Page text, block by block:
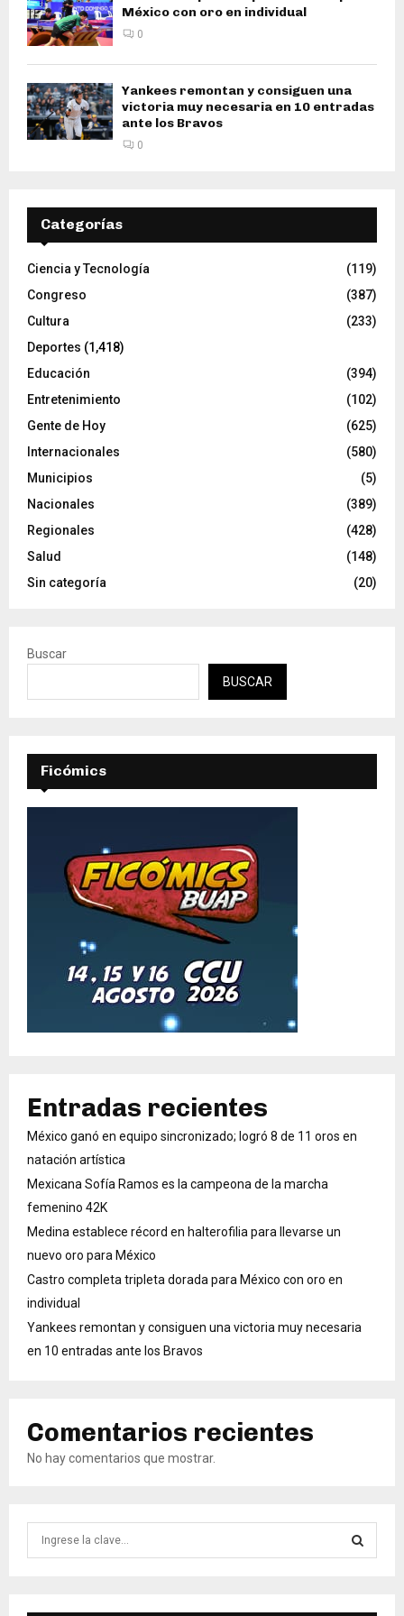
México con oro en individual
0
Yankees remontan y consiguen una
victoria muy necesaria en 10 entradas
ante los Bravos
0
Categorías
Ciencia y Tecnología
(119)
Congreso
(387)
Cultura
(233)
Deportes (1,418)
Educación
(394)
Entretenimiento
(102)
Gente de Hoy
(625)
Internacionales
(580)
Municipios
(5)
Nacionales
(389)
Regionales
(428)
Salud
(148)
Sin categoría
(20)
Buscar
BUSCAR
Ficómics
Entradas recientes
México ganó en equipo sincronizado; logró 8 de 11 oros en
natación artística
Mexicana Sofía Ramos es la campeona de la marcha
femenino 42K
Medina establece récord en halterofilia para llevarse un
nuevo oro para México
Castro completa tripleta dorada para México con oro en
individual
Yankees remontan y consiguen una victoria muy necesaria
en 10 entradas ante los Bravos
Comentarios recientes
No hay comentarios que mostrar.
Ú